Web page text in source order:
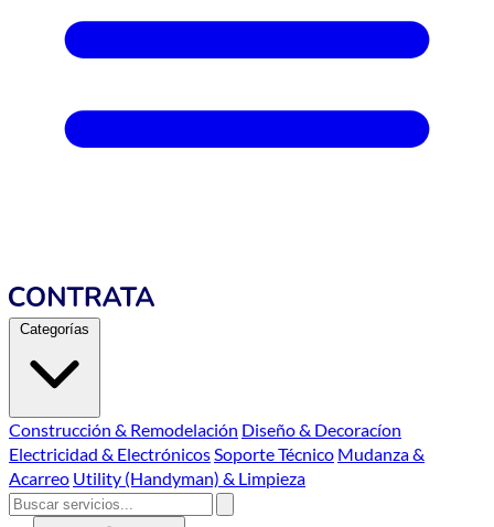
Categorías
Construcción & Remodelación Diseño & Decoracíon
Electricidad & ElectrónicosSoporte Técnico Mudanza &
Acarreo Utility (Handyman) & Limpieza